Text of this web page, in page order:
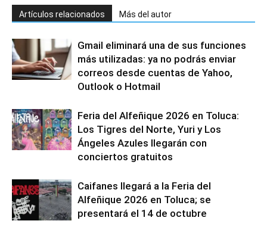
Artículos relacionados Más del autor
Gmail eliminará una de sus funciones
más utilizadas: ya no podrás enviar
correos desde cuentas de Yahoo,
Outlook o Hotmail
Feria del Alfeñique 2026 en Toluca:
Los Tigres del Norte, Yuri y Los
Ángeles Azules llegarán con
conciertos gratuitos
Caifanes llegará a la Feria del
Alfeñique 2026 en Toluca; se
presentará el 14 de octubre